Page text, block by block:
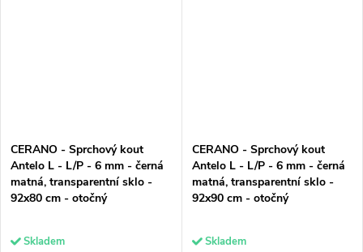
CERANO - Sprchový kout
Antelo L - L/P - 6 mm - černá
matná, transparentní sklo -
92x80 cm - otočný
Skladem
CERANO - Sprchový kout
Antelo L - L/P - 6 mm - černá
matná, transparentní sklo -
92x90 cm - otočný
Skladem